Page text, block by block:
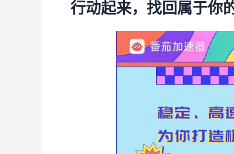
行动起来，找回属于你